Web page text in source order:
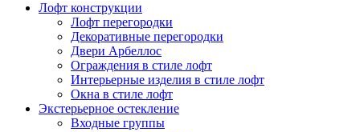
Лофт конструкции
Лофт перегородки
Декоративные перегородки
Двери Арбеллос
Ограждения в стиле лофт
Интерьерные изделия в стиле лофт
Окна в стиле лофт
Экстерьерное остекление
Входные группы